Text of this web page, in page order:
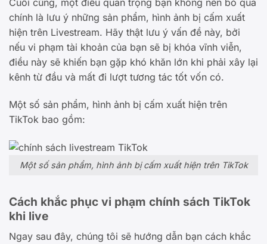
chính là lưu ý những sản phẩm, hình ảnh bị cấm xuất
hiện trên Livestream. Hãy thật lưu ý vấn đề này, bởi
nếu vi phạm tài khoản của bạn sẽ bị khóa vĩnh viễn,
điều này sẽ khiến bạn gặp khó khăn lớn khi phải xây lại
kênh từ đầu và mất đi lượt tương tác tốt vốn có.
Một số sản phẩm, hình ảnh bị cấm xuất hiện trên
TikTok bao gồm:
Một số sản phẩm, hình ảnh bị cấm xuất hiện trên TikTok
Cách khắc phục vi phạm chính sách TikTok
khi live
Ngay sau đây, chúng tôi sẽ hướng dẫn bạn cách khắc